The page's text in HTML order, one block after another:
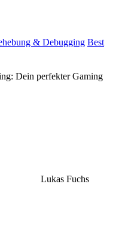
& Debugging Best
Dein perfekter Gaming
Lukas Fuchs